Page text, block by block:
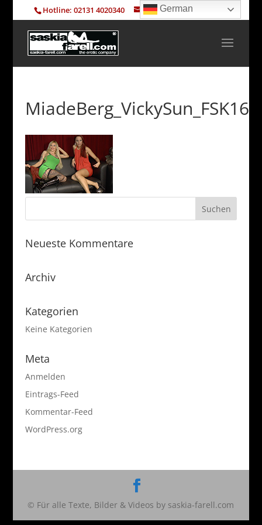
Hotline: 02131 4020340 info@saskia-farell.com
MiadeBerg_VickySun_FSK16
Neueste Kommentare
Archiv
Kategorien
Keine Kategorien
Meta
Anmelden
Eintrags-Feed
Kommentar-Feed
WordPress.org
© Für alle Texte, Bilder & Videos by saskia-farell.com
German